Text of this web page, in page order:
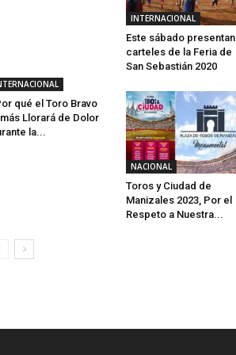
INTERNACIONAL
Este sábado presentan
carteles de la Feria de
San Sebastián 2020
qué el Toro Bravo
Llorará de Dolor
la...
NACIONAL
Toros y Ciudad de
Manizales 2023, Por el
Respeto a Nuestra...